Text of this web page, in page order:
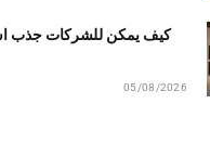
كيف يمكن للشركات جذب
05/08/2026